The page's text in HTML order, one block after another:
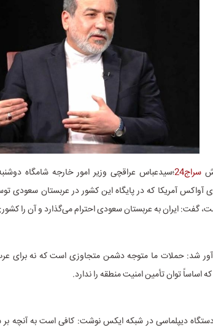
سراج24
؛سیدعباس عراقچی وزیر امور خارجه شامگاه
آواکس آمریکا که در پایگاه این کشور در عربستان سعودی
گفت: ایران به عربستان سعودی احترام می‌گذارد و آن را
شد: حملات ما متوجه دشمن متجاوزی است که نه برای
اساساً توان تأمین امنیت منطقه را ندارد.
دیپلماسی در شبکه ایکس نوشت: کافی است به آنچه بر